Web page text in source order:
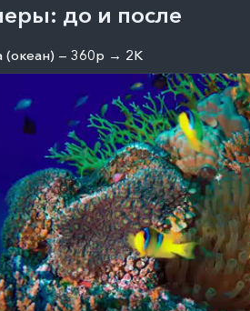
до и после
(океан) — 360p → 2K